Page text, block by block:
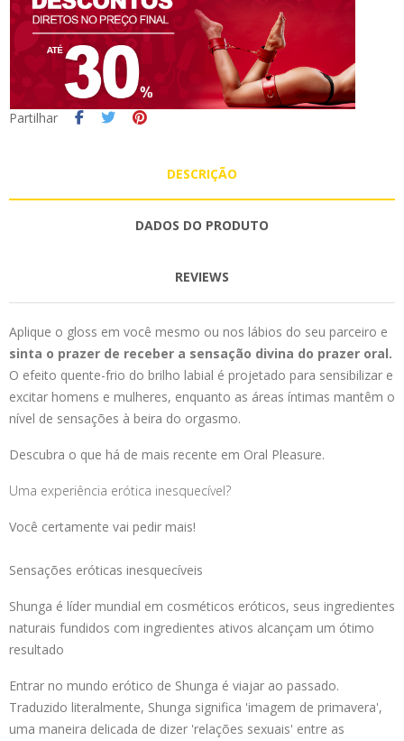
Partilhar
DESCRIÇÃO
DADOS DO PRODUTO
REVIEWS
Aplique o gloss em você mesmo ou nos lábios do seu parceiro e
sinta o prazer de receber a sensação divina do prazer oral.
O efeito quente-frio do brilho labial é projetado para sensibilizar e
excitar homens e mulheres, enquanto as áreas íntimas mantêm o
nível de sensações à beira do orgasmo.
Descubra o que há de mais recente em Oral Pleasure.
Uma experiência erótica inesquecível?
Você certamente vai pedir mais!
Sensações eróticas inesquecíveis
Shunga é líder mundial em cosméticos eróticos, seus ingredientes
naturais fundidos com ingredientes ativos alcançam um ótimo
resultado
Entrar no mundo erótico de Shunga é viajar ao passado.
Traduzido literalmente, Shunga significa 'imagem de primavera',
uma maneira delicada de dizer 'relações sexuais' entre as